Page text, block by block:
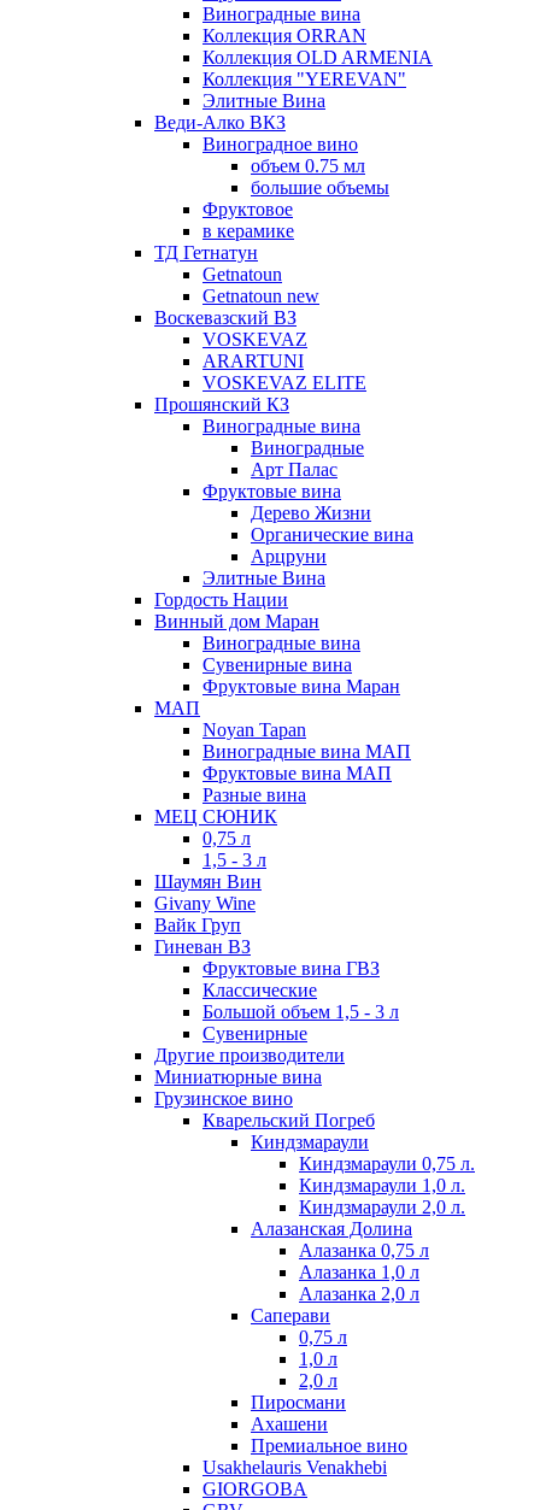
Виноградные вина
Коллекция ORRAN
Коллекция OLD ARMENIA
Коллекция "YEREVAN"
Элитные Вина
Веди-Алко ВКЗ
Виноградное вино
объем 0.75 мл
большие объемы
Фруктовое
в керамике
ТД Гетнатун
Getnatoun
Getnatoun new
Воскевазский ВЗ
VOSKEVAZ
ARARTUNI
VOSKEVAZ ELITE
Прошянский КЗ
Виноградные вина
Виноградные
Арт Палас
Фруктовые вина
Дерево Жизни
Органические вина
Арцруни
Элитные Вина
Гордость Нации
Винный дом Маран
Виноградные вина
Сувенирные вина
Фруктовые вина Маран
МАП
Noyan Tapan
Виноградные вина МАП
Фруктовые вина МАП
Разные вина
МЕЦ СЮНИК
0,75 л
1,5 - 3 л
Шаумян Вин
Givany Wine
Вайк Груп
Гиневан ВЗ
Фруктовые вина ГВЗ
Классические
Большой объем 1,5 - 3 л
Сувенирные
Другие производители
Миниатюрные вина
Грузинское вино
Кварельский Погреб
Киндзмараули
Киндзмараули 0,75 л.
Киндзмараули 1,0 л.
Киндзмараули 2,0 л.
Алазанская Долина
Алазанка 0,75 л
Алазанка 1,0 л
Алазанка 2,0 л
Саперави
0,75 л
1,0 л
2,0 л
Пиросмани
Ахашени
Премиальное вино
Usakhelauris Venakhebi
GIORGOBA